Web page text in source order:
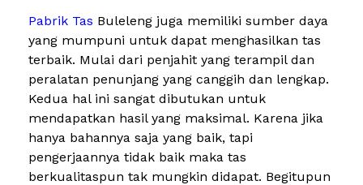
Pabrik Tas Buleleng juga memiliki sumber daya
yang mumpuni untuk dapat menghasilkan tas
terbaik. Mulai dari penjahit yang terampil dan
peralatan penunjang yang canggih dan lengkap.
Kedua hal ini sangat dibutukan untuk
mendapatkan hasil yang maksimal. Karena jika
hanya bahannya saja yang baik, tapi
pengerjaannya tidak baik maka tas
berkualitaspun tak mungkin didapat. Begitupun